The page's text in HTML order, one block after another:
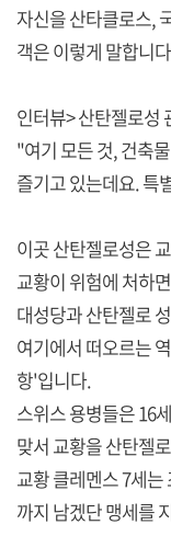
자신을 산타클로스,
객은 이렇게 말합니
인터뷰> 산탄젤로성
"여기 모든 것, 건축
즐기고 있는데요. 특
이곳 산탄젤로성은
교황이 위험에 처하
대성당과 산탄젤로
여기에서 떠오르는
항'입니다.
스위스 용병들은 16
맞서 교황을 산탄젤
교황 클레멘스 7세
까지 남겠단 맹세를